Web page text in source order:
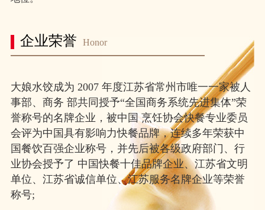
企业荣誉 Honor
大娘水饺成为 2007 年度江苏省常州市唯一一家被人
事部、商务 部共同授予“全国商务系统先进集体”荣
誉称号的名牌企业，被中国 烹饪协会快餐专业委员
会评为中国具有影响力快餐品牌，连续多年荣获中
国餐饮百强企业称号，并先后被各级政府部门、行
业协会授予了 中国快餐十佳品牌企业、江苏省文明
单位、江苏省诚信单位、江苏服务名牌企业等荣誉
称号;